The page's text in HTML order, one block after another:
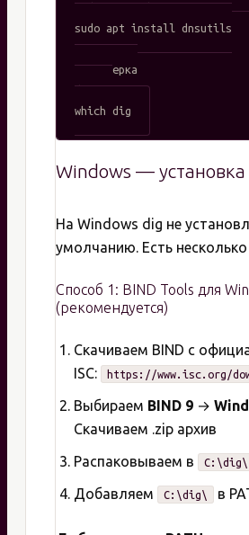
sudo apt update
sudo apt install dnsutils
# Проверка
dig -v
Windows —
На Windows dig не
умолчанию. Есть
Способ 1: BIND Tools для
(рекомендуется)
Скачиваем BIND с
ISC:
https://www.isc.org/
Выбираем BIND 9 →
Скачиваем .zip архив
Распаковываем в
C:\dig\
Добавляем C:\dig\ в